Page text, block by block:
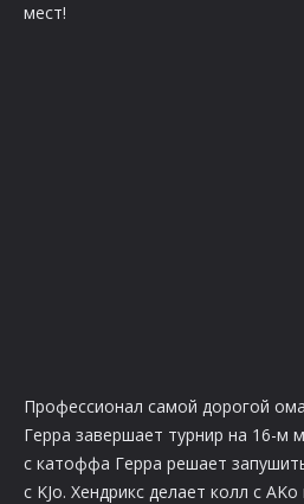
мест!
Профессионал самой дорогой
Герра завершает турнир на 16-м
с катоффа Герра решает
с KJo. Хендрикс делает колл с